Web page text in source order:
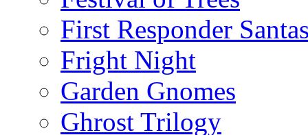
First Responder
Fright Night
Garden Gnomes
Ghrost Trilogy